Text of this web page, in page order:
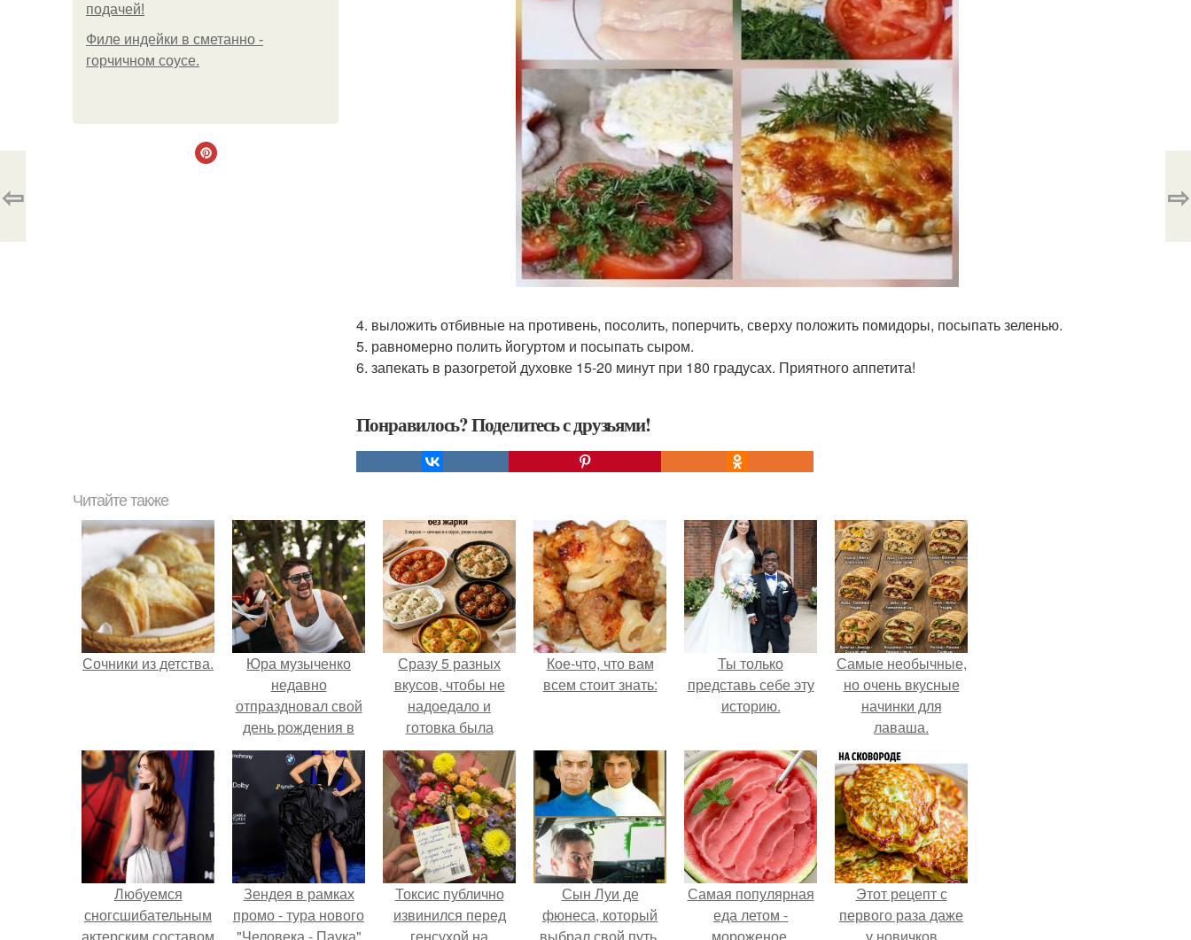
подачей!
Филе индейки в сметанно -
горчичном соусе.
4. выложить отбивные на противень, посолить, поперчить, сверху положить помидоры, посыпать зеленью.
5. равномерно полить йогуртом и посыпать сыром.
6. запекать в разогретой духовке 15-20 минут при 180 градусах. Приятного аппетита!
Понравилось? Поделитесь с друзьями!
⇦ ⇨
Читайте также
Сочники из детства.
Юра музыченко
недавно
отпраздновал свой
день рождения в
кругу самых
близких и родных
людей.
Сразу 5 разных
вкусов, чтобы не
надоедало и
готовка была
проще.
Кое-что, что вам
всем стоит знать:
Ты только
представь себе эту
историю.
Самые необычные,
но очень вкусные
начинки для
лаваша.
Любуемся
сногсшибательным
Зендея в рамках
промо - тура нового
Токсис публично
извинился перед
Сын Луи де
фюнеса, который
Самая популярная
еда летом -
Этот рецепт с
первого раза даже